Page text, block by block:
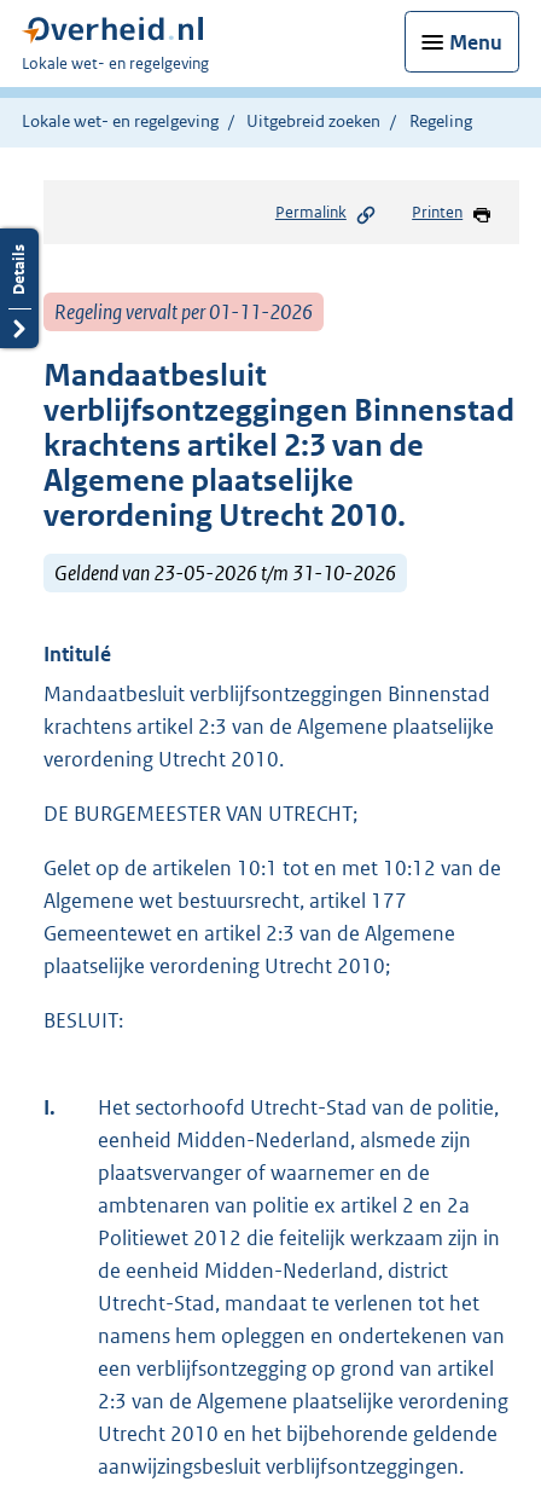
Menu
U
bent
hier:
Lokale wet- en regelgeving
Lokale wet- en regelgeving Uitgebreid zoeken Regeling
Permalink Printen
Regeling vervalt per 01-11-2026
Mandaatbesluit
verblijfsontzeggingen Binnenstad
krachtens artikel 2:3 van de
Algemene plaatselijke
verordening Utrecht 2010.
Geldend van 23-05-2026 t/m 31-10-2026
Intitulé
Mandaatbesluit verblijfsontzeggingen Binnenstad
krachtens artikel 2:3 van de Algemene plaatselijke
verordening Utrecht 2010.
DE BURGEMEESTER VAN UTRECHT;
Gelet op de artikelen 10:1 tot en met 10:12 van de
Algemene wet bestuursrecht, artikel 177
Gemeentewet en artikel 2:3 van de Algemene
plaatselijke verordening Utrecht 2010;
BESLUIT:
I.
Het sectorhoofd Utrecht-Stad van de politie,
eenheid Midden-Nederland, alsmede zijn
plaatsvervanger of waarnemer en de
ambtenaren van politie ex artikel 2 en 2a
Politiewet 2012 die feitelijk werkzaam zijn in
de eenheid Midden-Nederland, district
Utrecht-Stad, mandaat te verlenen tot het
namens hem opleggen en ondertekenen van
een verblijfsontzegging op grond van artikel
2:3 van de Algemene plaatselijke verordening
Utrecht 2010 en het bijbehorende geldende
aanwijzingsbesluit verblijfsontzeggingen.